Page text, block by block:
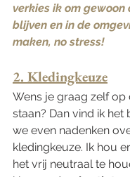
verkies ik om gewoon
blijven en in de
maken, no stress!
2. Kledingkeuze
Wens je graag zelf op
staan? Dan vind ik het
we even nadenken
kledingkeuze. Ik hou
het vrij neutraal te